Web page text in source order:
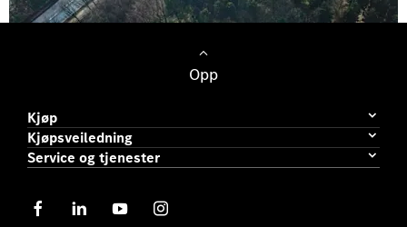
Opp
Kjøp
Kjøpsveiledning
Service og tjenester